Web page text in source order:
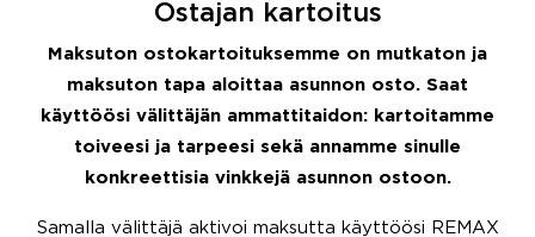
Ostajan kartoitus
Maksuton ostokartoituksemme on mutkaton ja
maksuton tapa aloittaa asunnon osto. Saat
käyttöösi välittäjän ammattitaidon: kartoitamme
toiveesi ja tarpeesi sekä annamme sinulle
konkreettisia vinkkejä asunnon ostoon.
Samalla välittäjä aktivoi maksutta käyttöösi REMAX